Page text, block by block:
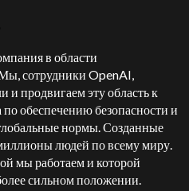
в области
Мы, сотрудники OpenAI,
и продвигаем эту область к
обеспечению безопасности и
нормы. Созданные
людей по всему миру.
мы работаем и которой
сильном положении.